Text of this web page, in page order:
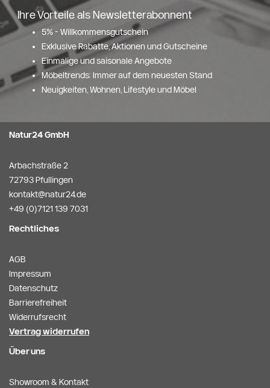
Ihre Vorteile als Newsletterabonnent
5% - Willkommensgutschein
Exklusive Rabatte, Aktionen und Gutscheine
Einmalige und saisonale Angebote
Möbeltrends: Immer auf dem neuesten Stand
Neuigkeiten, Wohnen, Lifestyle und Möbel
Natur24 GmbH
Arbachstraße 2
72793 Pfullingen
kontakt@natur24.de
+49 (0)7121 139 7031
Rechtliches
AGB
Impressum
Datenschutz
Barrierefreiheit
Widerrufsrecht
Vertrag widerrufen
Über uns
Showroom & Kontakt